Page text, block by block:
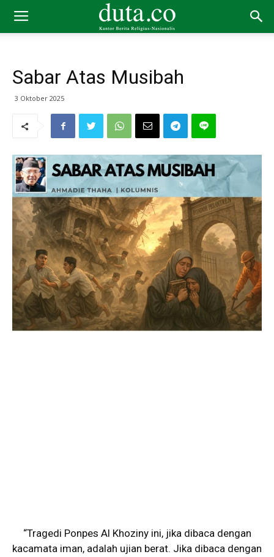
Sabar Atas Musibah
3 Oktober 2025
“Tragedi Ponpes Al Khoziny ini, jika dibaca dengan
kacamata iman, adalah ujian berat. Jika dibaca dengan